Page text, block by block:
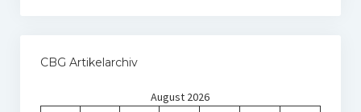
CBG Artikelarchiv
August 2026